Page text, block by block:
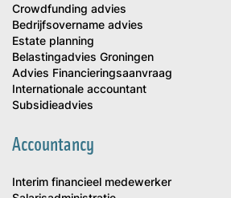
Crowdfunding advies
Bedrijfsovername advies
Estate planning
Belastingadvies Groningen
Advies Financieringsaanvraag
Internationale accountant
Subsidieadvies
Accountancy
Interim financieel medewerker